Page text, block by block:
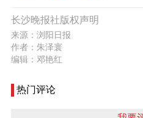
长沙晚报社版权声明
来源：浏阳日报
作者：朱泽寰
编辑：邓艳红
热门评论